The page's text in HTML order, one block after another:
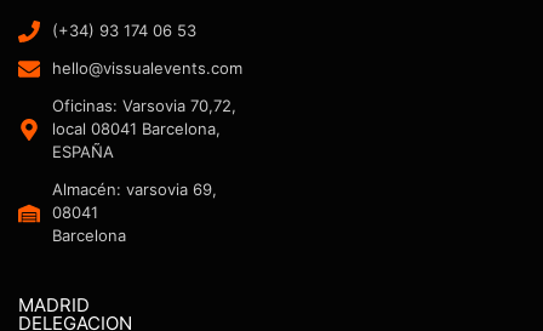
(+34) 93 174 06 53
hello@vissualevents.com
Oficinas: Varsovia 70,72,
local 08041 Barcelona,
ESPAÑA
Almacén: varsovia 69,
08041
Barcelona
MADRID
DELEGACION